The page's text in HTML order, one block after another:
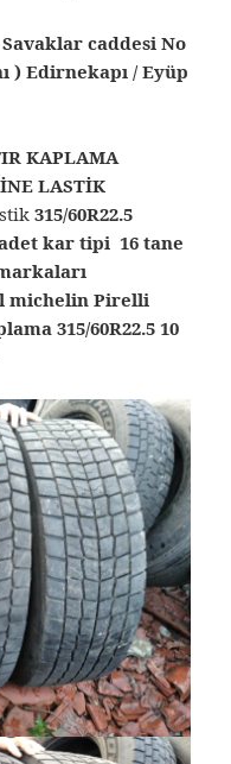
caddesi No
) Edirnekapı / Eyüp
KAPLAMA
LASTİK
315/60R22.5
kar tipi 16 tane
michelin Pirelli
315/60R22.5 10